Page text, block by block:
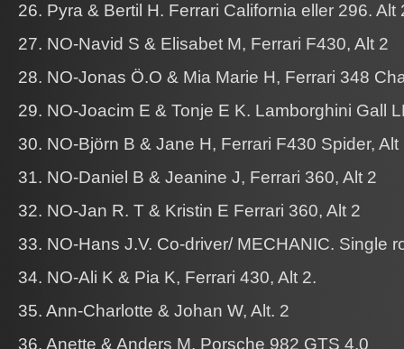
26. Pyra & Bertil H. Ferrari California eller 296. Alt
27. NO-Navid S & Elisabet M, Ferrari F430, Alt 2
28. NO-Jonas Ö.O & Mia Marie H, Ferrari 348
29. NO-Joacim E & Tonje E K. Lamborghini Gall
30. NO-Björn B & Jane H, Ferrari F430 Spider, Alt
31. NO-Daniel B & Jeanine J, Ferrari 360, Alt 2
32. NO-Jan R. T & Kristin E Ferrari 360, Alt 2
33. NO-Hans J.V. Co-driver/ MECHANIC. Single
34. NO-Ali K & Pia K, Ferrari 430, Alt 2.
35. Ann-Charlotte & Johan W, Alt. 2
36. Anette & Anders M, Porsche 982 GTS 4.0